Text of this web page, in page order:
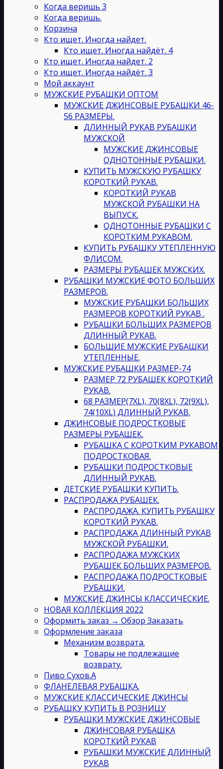
Когда веришь 3
Когда веришь.
Корзина
Кто ищет. Иногда найдет.
Кто ищет. Иногда найдёт. 4
Кто ищет. Иногда найдет. 2
Кто ищет. Иногда найдёт. 3
Мой аккаунт
МУЖСКИЕ РУБАШКИ ОПТОМ
МУЖСКИЕ ДЖИНСОВЫЕ РУБАШКИ 46-
56 РАЗМЕРЫ.
ДЛИННЫЙ РУКАВ РУБАШКИ
МУЖСКОЙ
МУЖСКИЕ ДЖИНСОВЫЕ
ОДНОТОННЫЕ РУБАШКИ.
КУПИТЬ МУЖСКУЮ РУБАШКУ
КОРОТКИЙ РУКАВ.
КОРОТКИЙ РУКАВ
МУЖСКОЙ РУБАШКИ НА
ВЫПУСК.
ОДНОТОННЫЕ РУБАШКИ С
КОРОТКИМ РУКАВОМ.
КУПИТЬ РУБАШКУ УТЕПЛЕННУЮ
ФЛИСОМ.
РАЗМЕРЫ РУБАШЕК МУЖСКИХ.
РУБАШКИ МУЖСКИЕ ФОТО БОЛЬШИХ
РАЗМЕРОВ.
МУЖСКИЕ РУБАШКИ БОЛЬШИХ
РАЗМЕРОВ КОРОТКИЙ РУКАВ .
РУБАШКИ БОЛЬШИХ РАЗМЕРОВ
ДЛИННЫЙ РУКАВ.
БОЛЬШИЕ МУЖСКИЕ РУБАШКИ
УТЕПЛЕННЫЕ.
МУЖСКИЕ РУБАШКИ РАЗМЕР-74
РАЗМЕР 72 РУБАШЕК КОРОТКИЙ
РУКАВ.
68 РАЗМЕР(7XL), 70(8XL), 72(9XL),
74(10XL) ДЛИННЫЙ РУКАВ.
ДЖИНСОВЫЕ ПОДРОСТКОВЫЕ
РАЗМЕРЫ РУБАШЕК.
РУБАШКА С КОРОТКИМ РУКАВОМ
ПОДРОСТКОВАЯ.
РУБАШКИ ПОДРОСТКОВЫЕ
ДЛИННЫЙ РУКАВ.
ДЕТСКИЕ РУБАШКИ КУПИТЬ.
РАСПРОДАЖА РУБАШЕК.
РАСПРОДАЖА. КУПИТЬ РУБАШКУ
КОРОТКИЙ РУКАВ.
РАСПРОДАЖА ДЛИННЫЙ РУКАВ
МУЖСКОЙ РУБАШКИ.
РАСПРОДАЖА МУЖСКИХ
РУБАШЕК БОЛЬШИХ РАЗМЕРОВ.
РАСПРОДАЖА ПОДРОСТКОВЫЕ
РУБАШКИ.
МУЖСКИЕ ДЖИНСЫ КЛАССИЧЕСКИЕ.
НОВАЯ КОЛЛЕКЦИЯ 2022
Оформить заказ → Обзор Заказать
Оформление заказа
Механизм возврата.
Товары не подлежащие
возврату.
Пиво Сухов.А
ФЛАНЕЛЕВАЯ РУБАШКА.
МУЖСКИЕ КЛАССИЧЕСКИЕ ДЖИНСЫ
РУБАШКУ КУПИТЬ В РОЗНИЦУ
РУБАШКИ МУЖСКИЕ ДЖИНСОВЫЕ
ДЖИНСОВАЯ РУБАШКА
КОРОТКИЙ РУКАВ
РУБАШКИ МУЖСКИЕ ДЛИННЫЙ
РУКАВ